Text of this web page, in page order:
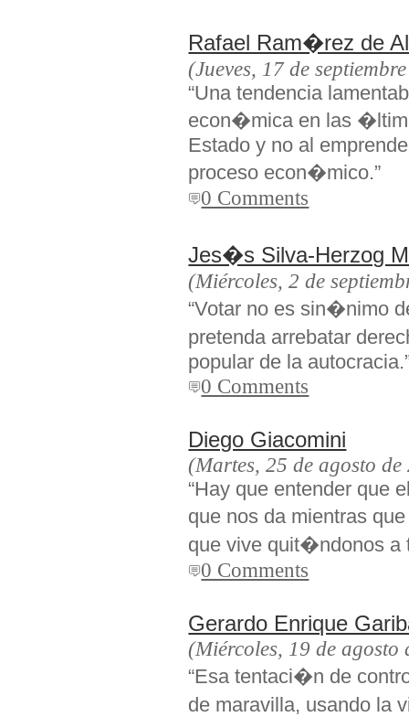
Rafael Ram�rez de
(Jueves, 17 de
“Una tendencia
econ�mica en las
Estado y no al
proceso econ�mico.”
0 Comments
Jes�s Silva-Herzog
(Miércoles, 2 de
“Votar no es sin�nimo
pretenda arrebatar
popular de la
0 Comments
Diego Giacomini
(Martes, 25 de agosto de
“Hay que entender que
que nos da mientras
que vive quit�ndonos a
0 Comments
Gerardo Enrique
(Miércoles, 19 de agosto
“Esa tentaci�n de
de maravilla, usando la